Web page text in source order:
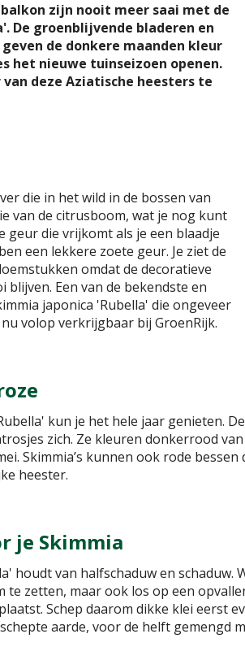
zijn nooit meer saai met de
De groenblijvende bladeren en
de donkere maanden kleur
het nieuwe tuinseizoen openen.
deze Aziatische heesters te
die in het wild in de bossen van
van de citrusboom, wat je nog kunt
geur die vrijkomt als je een blaadje
een lekkere zoete geur. Je ziet de
omdat de decoratieve
Een van de bekendste en
japonica 'Rubella' die ongeveer
nu volop verkrijgbaar bij GroenRijk.
kun je het hele jaar genieten.
zich. Ze kleuren donkerrood
Skimmia’s kunnen ook rode
heester.
je Skimmia
houdt van halfschaduw en
te zetten, maar ook los op een
Schep daarom dikke klei eerst
aarde, voor de helft